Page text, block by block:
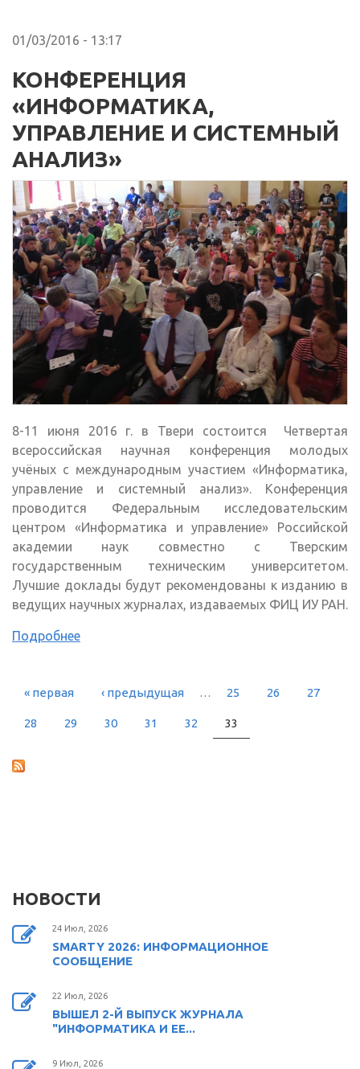
01/03/2016 - 13:17
КОНФЕРЕНЦИЯ
«ИНФОРМАТИКА,
УПРАВЛЕНИЕ И СИСТЕМНЫЙ
АНАЛИЗ»
8-11 июня 2016 г. в Твери состоится Четвертая
всероссийская научная конференция молодых
учёных с международным участием «Информатика,
управление и системный анализ». Конференция
проводится Федеральным исследовательским
центром «Информатика и управление» Российской
академии наук совместно с Тверским
государственным техническим университетом.
Лучшие доклады будут рекомендованы к изданию в
ведущих научных журналах, издаваемых ФИЦ ИУ РАН.
Подробнее
СТРАНИЦЫ
« первая ‹ предыдущая … 25 26 27
28 29 30 31 32 33
НОВОСТИ
24 Июл, 2026
SMARTY 2026: ИНФОРМАЦИОННОЕ
СООБЩЕНИЕ
22 Июл, 2026
ВЫШЕЛ 2-Й ВЫПУСК ЖУРНАЛА
"ИНФОРМАТИКА И ЕЕ...
9 Июл, 2026